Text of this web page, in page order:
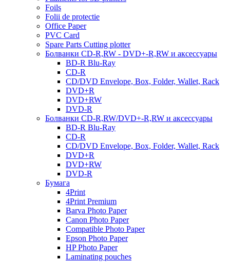
Foils
Folii de protectie
Office Paper
PVC Card
Spare Parts Cutting plotter
Болванки CD-R,RW - DVD+-R,RW и аксессуары
BD-R Blu-Ray
CD-R
CD/DVD Envelope, Box, Folder, Wallet, Rack
DVD+R
DVD+RW
DVD-R
Болванки CD-R,RW/DVD+-R,RW и аксессуары
BD-R Blu-Ray
CD-R
CD/DVD Envelope, Box, Folder, Wallet, Rack
DVD+R
DVD+RW
DVD-R
Бумага
4Print
4Print Premium
Barva Photo Paper
Canon Photo Paper
Compatible Photo Paper
Epson Photo Paper
HP Photo Paper
Laminating pouches